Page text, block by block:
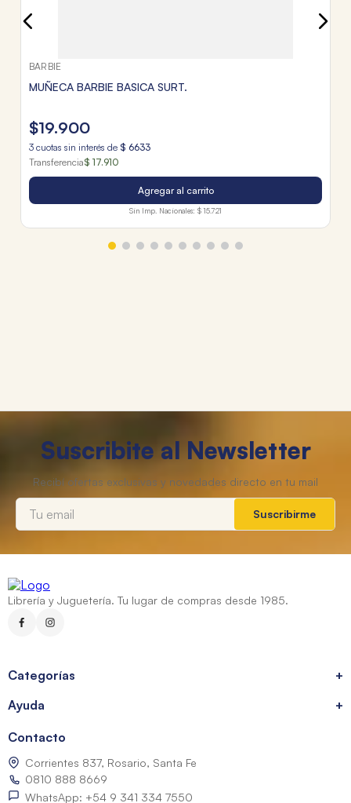
BARBIE
MUÑECA BARBIE BASICA SURT.
$19.900
3 cuotas sin interés de $ 6633
Transferencia$ 17.910
Agregar al carrito
Sin Imp. Nacionales: $ 15.721
Suscribite al Newsletter
Suscribirme
Librería y Juguetería. Tu lugar de compras desde 1985.
Categorías
+
Ayuda
+
Contacto
Corrientes 837, Rosario, Santa Fe
0810 888 8669
WhatsApp: +54 9 341 334 7550